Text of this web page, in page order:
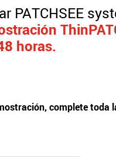
PATCHSEE
horas.
complete toda